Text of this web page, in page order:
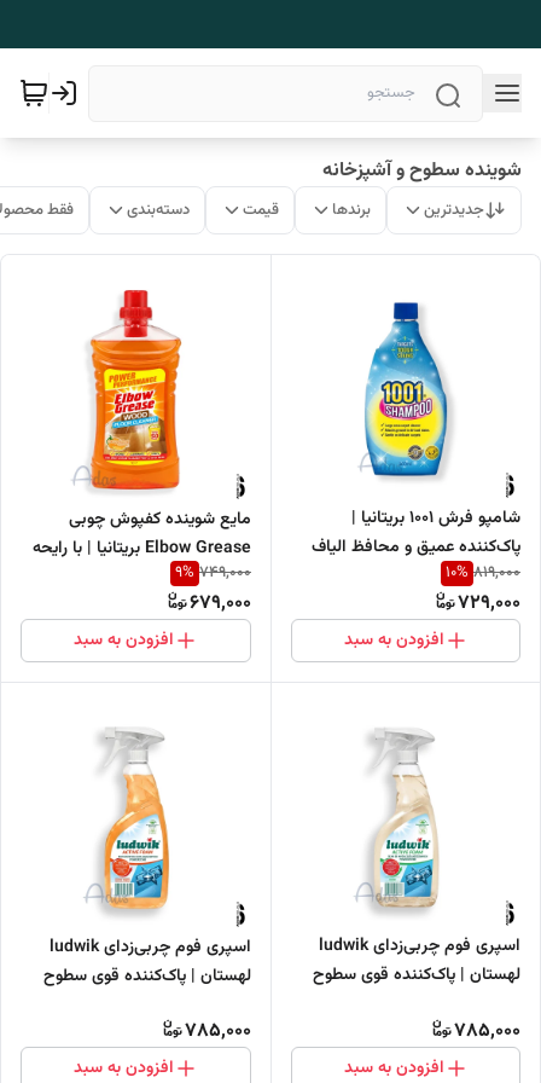
شوینده سطوح و آشپزخانه
جدیدترین برندها قیمت دسته‌بندی فقط
شامپو فرش 1001 بریتانیا |
پاک‌کننده عمیق و محافظ الیاف
فرش 500 میل
819,000
10%
729,000
افزودن به سبد
مایع شوینده کفپوش چوبی
Elbow Grease بریتانیا | با رایحه
پرتقال مناسب پارکت و لمینت
749,000
9%
679,000
افزودن به سبد
اسپری فوم چربی‌زدای ludwik
لهستان | پاک‌کننده قوی سطوح
785,000
افزودن به سبد
اسپری فوم چربی‌زدای ludwik
لهستان | پاک‌کننده قوی سطوح
785,000
افزودن به سبد